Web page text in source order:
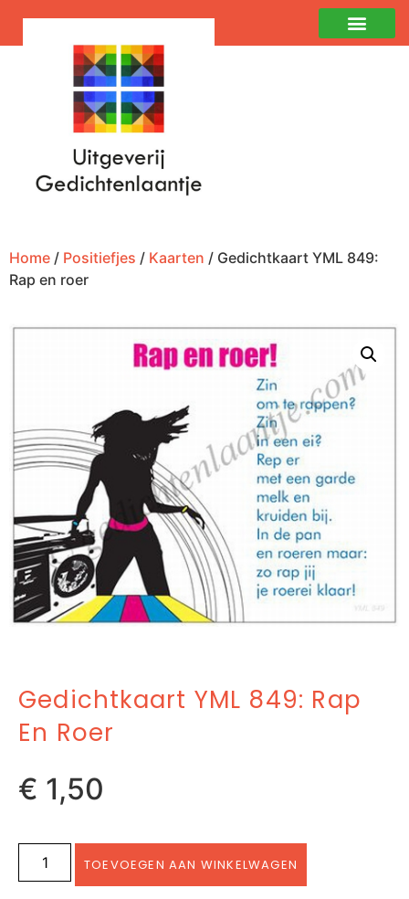
Home / Positiefjes / Kaarten / Gedichtkaart YML 849:
Rap en roer
Gedichtkaart YML 849: Rap
En Roer
€ 1,50
TOEVOEGEN AAN WINKELWAGEN